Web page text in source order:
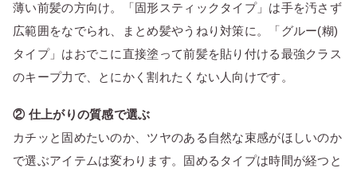
薄い前髪の方向け。「固形スティックタイプ」は手を汚さず
広範囲をなでられ、まとめ髪やうねり対策に。「グルー(糊)
タイプ」はおでこに直接塗って前髪を貼り付ける最強クラス
のキープ力で、とにかく割れたくない人向けです。
② 仕上がりの質感で選ぶ
カチッと固めたいのか、ツヤのある自然な束感がほしいのか
で選ぶアイテムは変わります。固めるタイプは時間が経つと